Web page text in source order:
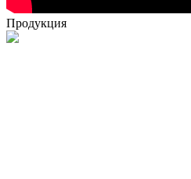
Продукция